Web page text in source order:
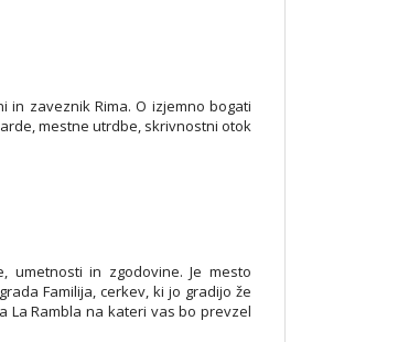
in zaveznik Rima. O izjemno bogati
mestne utrdbe, skrivnostni otok
umetnosti in zgodovine. Je mesto
Familija, cerkev, ki jo gradijo že
La Rambla na kateri vas bo prevzel